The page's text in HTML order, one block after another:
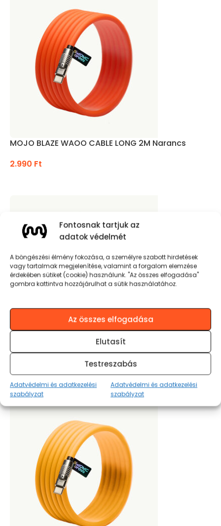
Fontosnak tartjuk az
adatok védelmét
A böngészési élmény fokozása, a személyre szabott hirdetések
vagy tartalmak megjelenítése, valamint a forgalom elemzése
érdekében sütiket (cookie) használunk. "Az összes elfogadása"
gombra kattintva hozzájárulhat a sütik használatához.
Az összes elfogadása
Elutasít
Testreszabás
Adatvédelmi és adatkezelési
szabályzat
Adatvédelmi és adatkezelési
szabályzat
MOJO BLAZE WAOO CABLE LONG 2M Narancs
2.990 Ft
MOJO BLAZE WAOO CABLE LONG 2M Fehér
2.990
KOSÁRBA TESZEM